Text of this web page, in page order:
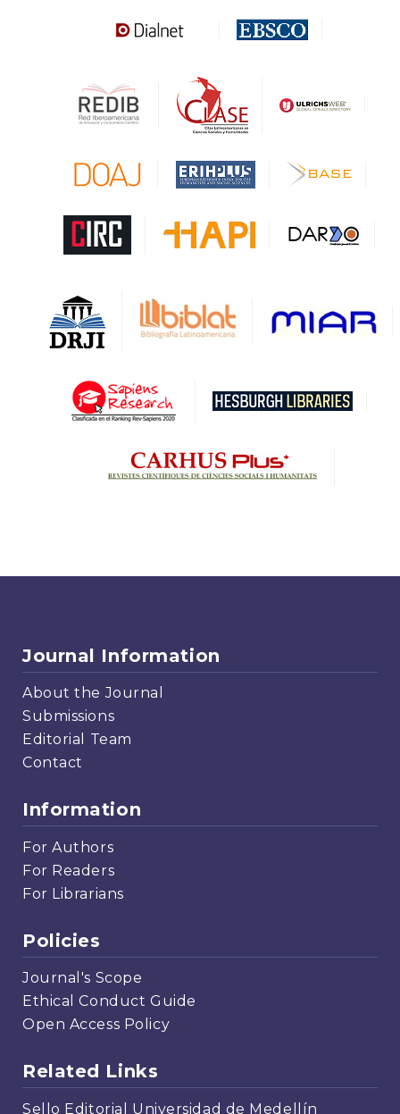
Sapiens Research
Gale Cengage Learning
Journal Information
About the Journal
Submissions
Editorial Team
Contact
Information
For Authors
For Readers
For Librarians
Policies
Journal's Scope
Ethical Conduct Guide
Open Access Policy
Related Links
Sello Editorial Universidad de Medellín